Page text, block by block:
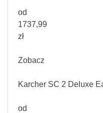
od
1737,99
zł
Zobacz
Karcher SC 2 Deluxe
od